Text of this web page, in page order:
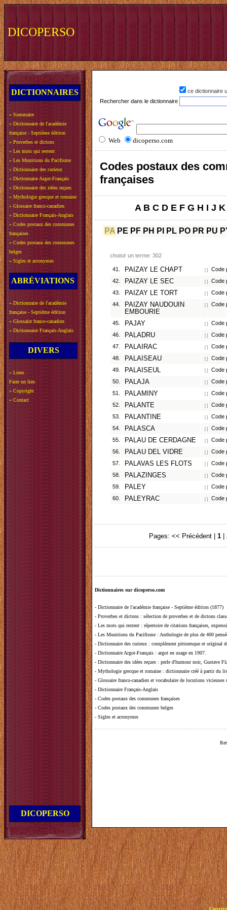
DICOPERSO
DICTIONNAIRES
» Sommaire
» Dictionnaire de l'académie
française - Septième édition
» Proverbes et dictons
» Les mots qui restent
» Les Munitions du Pacifisme
» Dictionnaire des curieux
» Dictionnaire Argot-Français
» Dictionnaire des idées reçues
» Mythologie grecque et romaine
» Glossaire franco-canadien
» Dictionnaire Français-Anglais
» Codes postaux des communes
françaises
» Codes postaux des communes
belges
» Sigles et acronymes
ABRÉVIATIONS
» Dictionnaire de l'académie
française - Septième édition
» Glossaire franco-canadien
» Dictionnaire Français-Anglais
DIVERS
» Liens
Faire un lien
» Copyright
» Contact
DICOPERSO
ce dictionnaire
Rechercher dans le dictionnaire
Web dicoperso.com
Codes postaux des
françaises
A B C D E F G H I J K
PA PE PF PH PI PL PO PR PU
choisir un terme: 302
41. PAIZAY LE CHAPT [ ]
Code
42.
PAIZAY LE SEC [ ]
Code
43.
PAIZAY LE TORT [ ]
Code
44.
PAIZAY NAUDOUIN
EMBOURIE
[ ] Code
45. PAJAY [ ]
Code
46.
PALADRU [ ]
Code
47.
PALAIRAC [ ]
Code
48.
PALAISEAU [ ]
Code
49.
PALAISEUL [ ]
Code
50.
PALAJA [ ]
Code
51.
PALAMINY [ ]
Code
52.
PALANTE [ ]
Code
53.
PALANTINE [ ]
Code
54.
PALASCA [ ]
Code
55.
PALAU DE CERDAGNE [ ]
Code
56.
PALAU DEL VIDRE [ ]
Code
57.
PALAVAS LES FLOTS [ ]
Code
58.
PALAZINGES [ ]
Code
59.
PALEY [ ]
Code
60.
PALEYRAC [ ] Code
Pages: << Précédent| 1|
Dictionnaires sur dicoperso.com
- Dictionnaire de l'académie française - Septième édition (1877)
- Proverbes et dictons : sélection de proverbes et de dictons
- Les mots qui restent : répertoire de citations françaises,
- Les Munitions du Pacifisme : Anthologie de plus de 400
- Dictionnaire des curieux : complément pittoresque et original
- Dictionnaire Argot-Français : argot en usage en 1907.
- Dictionnaire des idées reçues : perle d'humour noir, Gustave
- Mythologie grecque et romaine : dictionnaire créé à partir du
- Glossaire franco-canadien et vocabulaire de locutions vicieuses
- Dictionnaire Français-Anglais
- Codes postaux des communes françaises
- Codes postaux des communes belges
- Sigles et acronymes